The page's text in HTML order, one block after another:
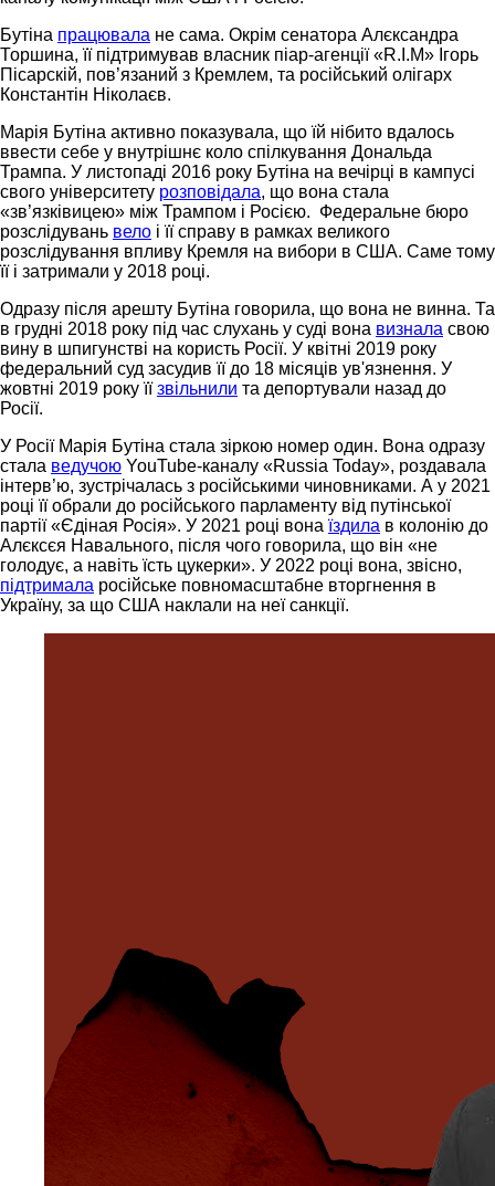
Бутіна працювала не сама. Окрім сенатора Алєксандра
Торшина, її підтримував власник піар-агенції «R.I.M» Ігорь
Пісарскій, пов’язаний з Кремлем, та російський олігарх
Константін Ніколаєв.
Марія Бутіна активно показувала, що їй нібито вдалось
ввести себе у внутрішнє коло спілкування Дональда
Трампа. У листопаді 2016 року Бутіна на вечірці в кампусі
свого університету розповідала, що вона стала
«зв’язківицею» між Трампом і Росією. Федеральне бюро
розслідувань вело і її справу в рамках великого
розслідування впливу Кремля на вибори в США. Саме тому
її і затримали у 2018 році.
Одразу після арешту Бутіна говорила, що вона не винна. Та
в грудні 2018 року під час слухань у суді вона визнала свою
вину в шпигунстві на користь Росії. У квітні 2019 року
федеральний суд засудив її до 18 місяців ув'язнення. У
жовтні 2019 року їїзвільнили та депортували назад до
Росії.
У Росії Марія Бутіна стала зіркою номер один. Вона одразу
стала ведучою YouTube-каналу «Russia Today», роздавала
інтерв’ю, зустрічалась з російськими чиновниками. А у 2021
році її обрали до російського парламенту від путінської
партії «Єдіная Росія». У 2021 році вона їздила в колонію до
Алєксєя Навального, після чого говорила, що він «не
голодує, а навіть їсть цукерки». У 2022 році вона, звісно,
підтримала російське повномасштабне вторгнення в
Україну, за що США наклали на неї санкції.